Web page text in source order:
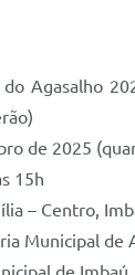
do Agasalho
de 2025
15h
– Centro,
Municipal de